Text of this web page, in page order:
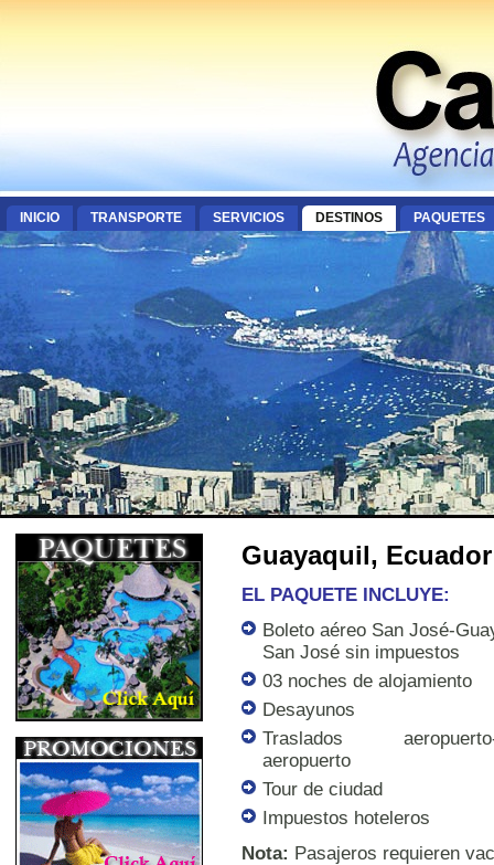
INICIO TRANSPORTE SERVICIOS DESTINOS PAQUETES
Guayaquil, Ecuador
EL PAQUETE INCLUYE:
Boleto aéreo San José-
San José sin impuestos
03 noches de alojamiento
Desayunos
Traslados aeropuerto-
aeropuerto
Tour de ciudad
Impuestos hoteleros
Nota: Pasajeros requieren